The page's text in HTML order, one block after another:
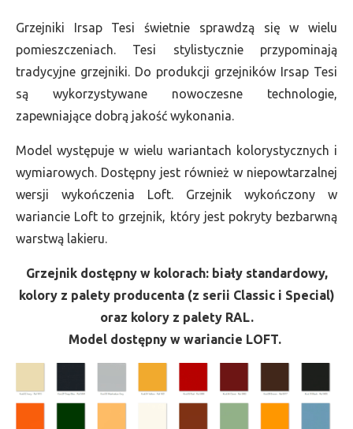
Grzejniki Irsap Tesi świetnie sprawdzą się w wielu
pomieszczeniach. Tesi stylistycznie przypominają
tradycyjne grzejniki. Do produkcji grzejników Irsap Tesi
są wykorzystywane nowoczesne technologie,
zapewniające dobrą jakość wykonania.
Model występuje w wielu wariantach kolorystycznych i
wymiarowych. Dostępny jest również w niepowtarzalnej
wersji wykończenia Loft. Grzejnik wykończony w
wariancie Loft to grzejnik, który jest pokryty bezbarwną
warstwą lakieru.
Grzejnik dostępny w kolorach: biały standardowy,
kolory z palety producenta (z serii Classic i Special)
oraz kolory z palety RAL.
Model dostępny w wariancie LOFT.